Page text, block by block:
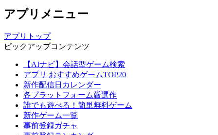
アプリメニュー
アプリトップ
ピックアップコンテンツ
【AIナビ】会話型ゲーム検索
アプリ おすすめゲームTOP20
新作配信日カレンダー
各プラットフォーム厳選作
誰でも遊べる！簡単無料ゲーム
新作ゲーム一覧
事前登録ガチャ